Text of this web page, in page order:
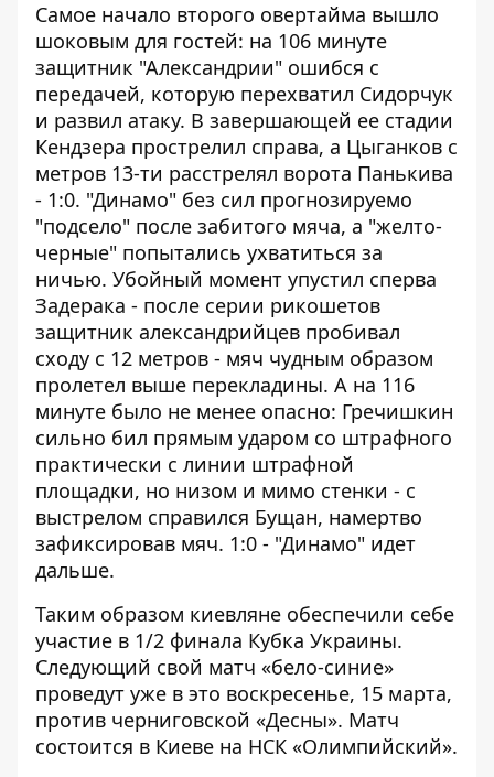
Самое начало второго овертайма вышло
шоковым для гостей: на 106 минуте
защитник "Александрии" ошибся с
передачей, которую перехватил Сидорчук
и развил атаку. В завершающей ее стадии
Кендзера прострелил справа, а Цыганков с
метров 13-ти расстрелял ворота Панькива
- 1:0. "Динамо" без сил прогнозируемо
"подсело" после забитого мяча, а "желто-
черные" попытались ухватиться за
ничью. Убойный момент упустил сперва
Задерака - после серии рикошетов
защитник александрийцев пробивал
сходу с 12 метров - мяч чудным образом
пролетел выше перекладины. А на 116
минуте было не менее опасно: Гречишкин
сильно бил прямым ударом со штрафного
практически с линии штрафной
площадки, но низом и мимо стенки - с
выстрелом справился Бущан, намертво
зафиксировав мяч. 1:0 - "Динамо" идет
дальше.
Таким образом киевляне обеспечили себе
участие в 1/2 финала Кубка Украины.
Следующий свой матч «бело-синие»
проведут уже в это воскресенье, 15 марта,
против черниговской «Десны». Матч
состоится в Киеве на НСК «Олимпийский».